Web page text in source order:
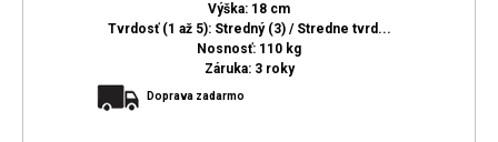
Výška: 18 cm
Tvrdosť (1 až 5): Stredný (3) / Stredne tvrd...
Nosnosť: 110 kg
Záruka: 3 roky
Doprava zadarmo